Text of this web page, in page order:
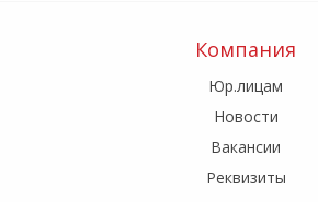
Компания
Юр.лицам
Новости
Вакансии
Реквизиты